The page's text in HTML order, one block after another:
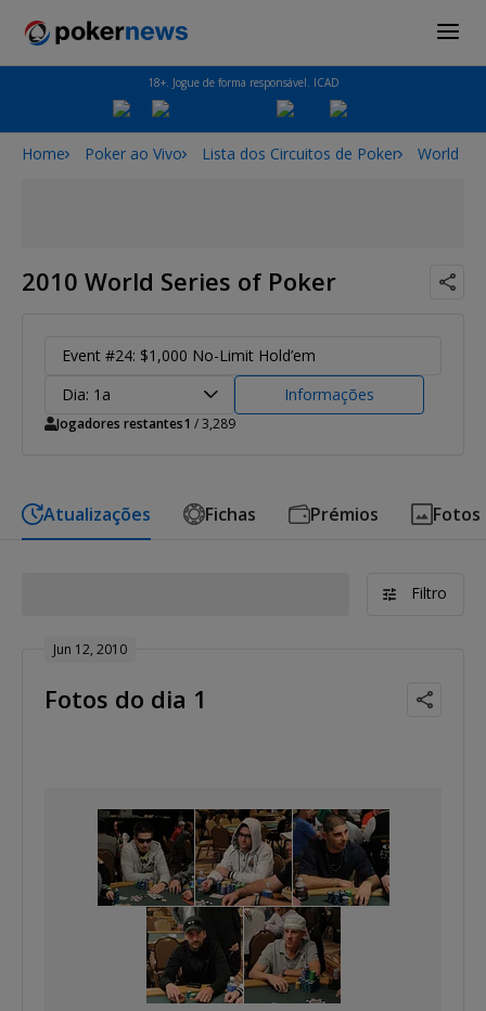
18+. Jogue de forma responsável. ICAD
Home Poker ao Vivo Lista dos Circuitos de Poker World
2010 World Series of Poker
Event #24: $1,000 No-Limit Hold’em
Dia: 1a
Informações
Jogadores restantes1 / 3,289
Atualizações Fichas Prémios Fotos
Filtro
Jun 12, 2010
Fotos do dia 1